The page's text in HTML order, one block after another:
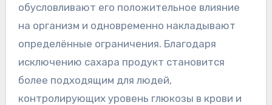
обусловливают его положительное влияние
на организм и одновременно накладывают
определённые ограничения. Благодаря
исключению сахара продукт становится
более подходящим для людей,
контролирующих уровень глюкозы в крови и